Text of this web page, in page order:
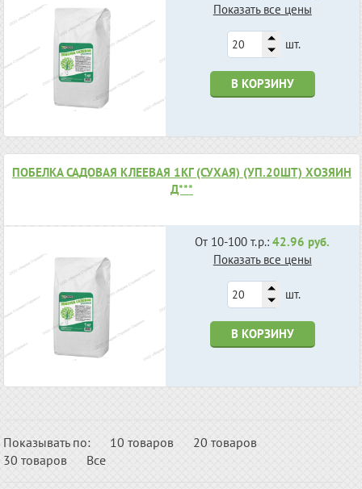
Показать все цены
шт.
В КОРЗИНУ
ПОБЕЛКА САДОВАЯ КЛЕЕВАЯ 1КГ (СУХАЯ) (УП.20ШТ) ХОЗЯИН
Д***
От 10-100 т.р.:42.96 руб.
Показать все цены
шт.
В КОРЗИНУ
Показывать по: 10 товаров
20 товаров
30 товаров
Все